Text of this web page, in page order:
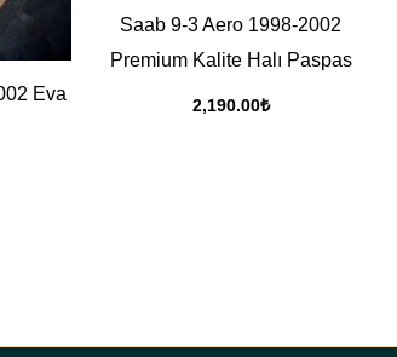
Eva
Saab 9-3 Aero 1998-2002
Premium Kalite Halı Paspas
2,190.00₺